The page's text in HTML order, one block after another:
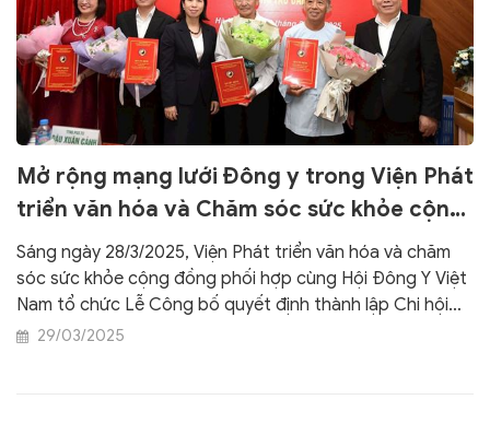
Mở rộng mạng lưới Đông y trong Viện Phát
triển văn hóa và Chăm sóc sức khỏe cộng
đồng
Sáng ngày 28/3/2025, Viện Phát triển văn hóa và chăm
sóc sức khỏe cộng đồng phối hợp cùng Hội Đông Y Việt
Nam tổ chức Lễ Công bố quyết định thành lập Chi hội
Đông y Viện Phát triển văn hóa và chăm sóc sức khỏe
29/03/2025